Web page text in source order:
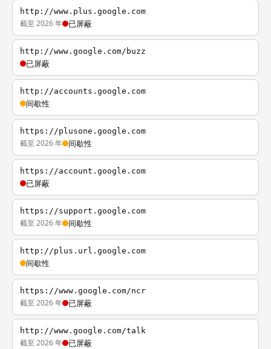
http://www.plus.google.com
截至 2026 年 已屏蔽
http://www.google.com/buzz
已屏蔽
http://accounts.google.com
间歇性
https://plusone.google.com
截至 2026 年 间歇性
https://account.google.com
已屏蔽
https://support.google.com
截至 2026 年 间歇性
http://plus.url.google.com
间歇性
https://www.google.com/ncr
截至 2026 年 已屏蔽
http://www.google.com/talk
截至 2026 年 已屏蔽